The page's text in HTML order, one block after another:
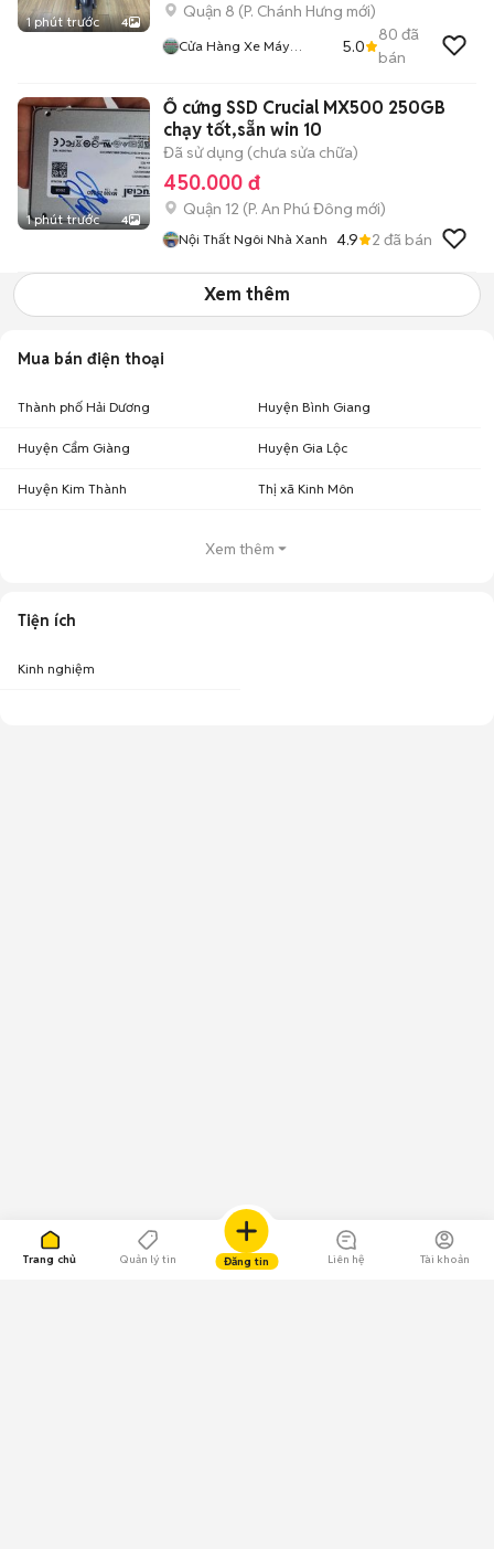
Trang chủ Quản lý tin Đăng tin Liên hệ Tài khoản
1 phút trước 4
Quận 8 (P. Chánh Hưng mới)
Cửa Hàng Xe Máy
5.0
80 đã
bán
1 phút trước 4
Ổ cứng SSD Crucial MX500 250GB
chạy tốt,sẵn win 10
Đã sử dụng (chưa sửa chữa)
450.000 đ
Quận 12 (P. An Phú Đông mới)
Nội Thất Ngôi Nhà Xanh 4.9 2 đã bán
Xem thêm
Mua bán điện thoại
Thành phố Hải Dương Huyện Bình Giang
Huyện Cẩm Giàng Huyện Gia Lộc
Huyện Kim Thành Thị xã Kinh Môn
Xem thêm
Tiện ích
Kinh nghiệm